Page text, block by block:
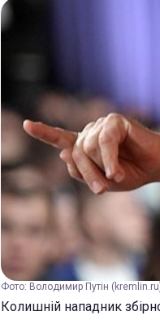
Фото: Володимир Путін
Колишній нападник